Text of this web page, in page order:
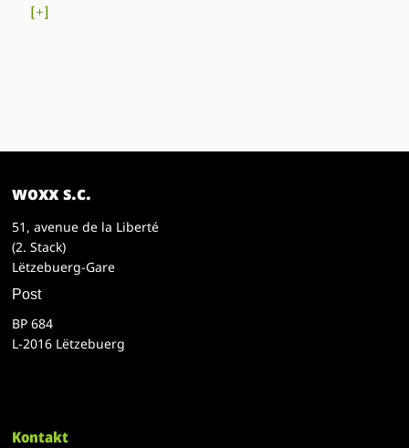
[+]
woxx s.c.
51, avenue de la Liberté
(2. Stack)
Lëtzebuerg-Gare
Post
BP 684
L-2016 Lëtzebuerg
Kontakt